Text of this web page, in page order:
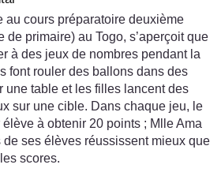
au cours préparatoire deuxième
de primaire) au Togo, s’aperçoit que
à des jeux de nombres pendant la
font rouler des ballons dans des
une table et les filles lancent des
sur une cible. Dans chaque jeu, le
à obtenir 20 points ; Mlle Ama
ses élèves réussissent mieux que
scores.